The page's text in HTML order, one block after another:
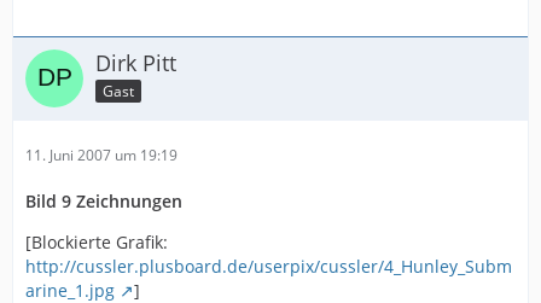
Dirk Pitt
Gast
11. Juni 2007 um 19:19
Bild 9 Zeichnungen
[Blockierte Grafik:
http://cussler.plusboard.de/userpix/cussler/4_Hunley_Subm
arine_1.jpg
]